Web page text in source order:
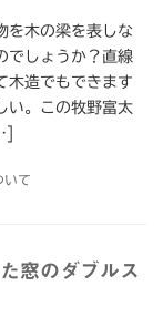
を木の梁を表しな
でしょうか？直線
木造でもできます
い。この牧野富太
いて
窓のダブルス